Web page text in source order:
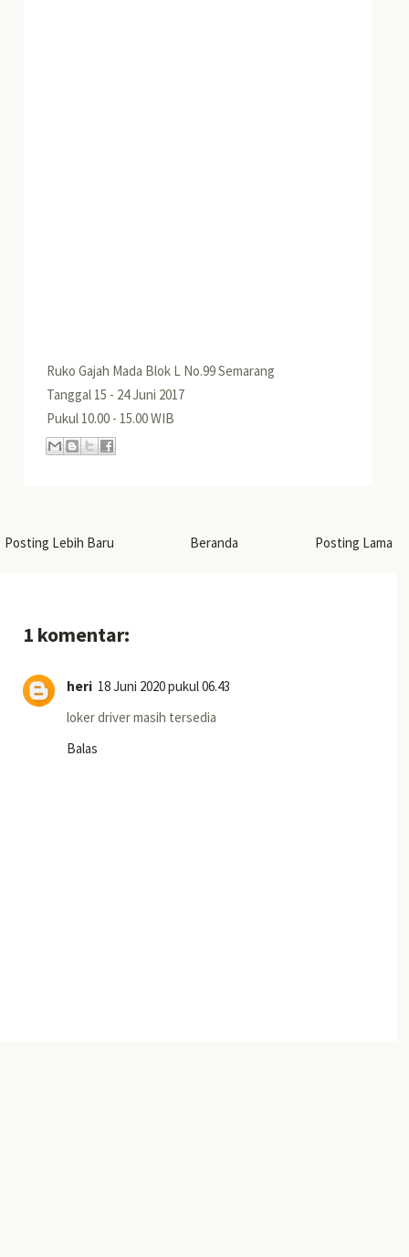
Ruko Gajah Mada Blok L No.99 Semarang
Tanggal 15 - 24 Juni 2017
Pukul 10.00 - 15.00 WIB
Posting Lebih Baru Posting Lama
Beranda
1 komentar:
heri 18 Juni 2020 pukul 06.43
loker driver masih tersedia
Balas